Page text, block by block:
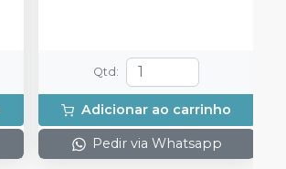
Qtd :
Adicionar ao carrinho
Pedir via Whatsapp